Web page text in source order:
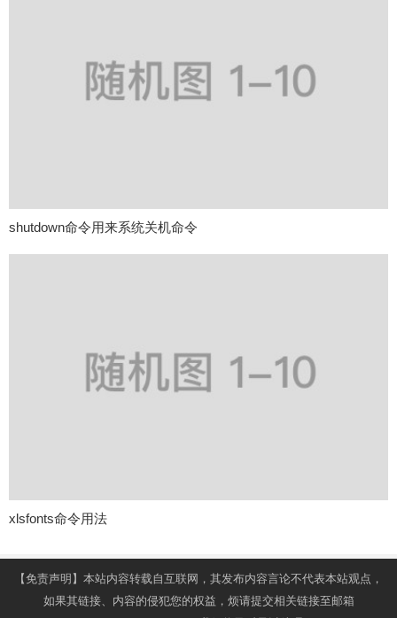
shutdown命令用来系统关机命令
xlsfonts命令用法
【免责声明】本站内容转载自互联网，其发布内容言论不代表本站观点，
如果其链接、内容的侵犯您的权益，烦请提交相关链接至邮箱